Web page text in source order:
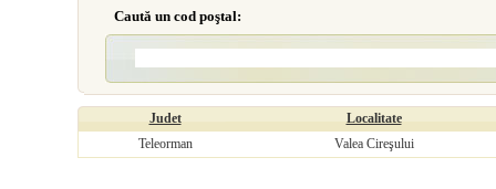
Caută un cod poştal:
Judet
Localitate
Teleorman
Valea Cireşului